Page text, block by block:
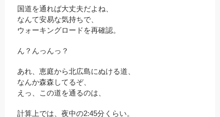
国道を通れば大丈夫だよね、
なんて安易な気持ちで、
ウォーキングロードを再確認。
ん？んっんっ？
あれ、恵庭から北広島にぬける道、
なんか森森してるぞ、
えっ、この道を通るのは、
計算上では、夜中の2:45分くらい。